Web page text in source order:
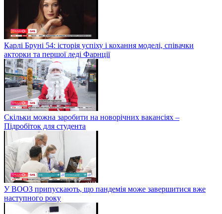
Карлі Бруні 54: історія успіху і кохання моделі, співачки
акторки та першої леді Фарнції
Скільки можна заробити на новорічних вакансіях –
Підробіток для студента
У ВООЗ припускають, що пандемія може завершитися вже
наступного року